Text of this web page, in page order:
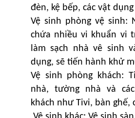
đèn, kệ bếp, các vật
Vệ sinh phòng vệ sinh:
chứa nhiều vi khuẩn vi
làm sạch nhà vê sinh
dụng, sẽ tiến hành khử
Vệ sinh phòng khách:
nhà, tường nhà và
khách như Tivi, bàn ghế,